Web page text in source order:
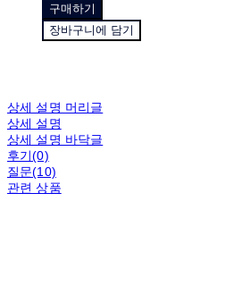
구매하기
장바구니에 담기
상세 설명 머리글
상세 설명
상세 설명 바닥글
후기(0)
질문(10)
관련 상품